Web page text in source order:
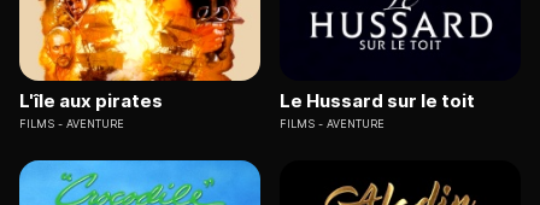
L'île aux pirates
FILMS AVENTURE
Le Hussard sur le toit
FILMS AVENTURE